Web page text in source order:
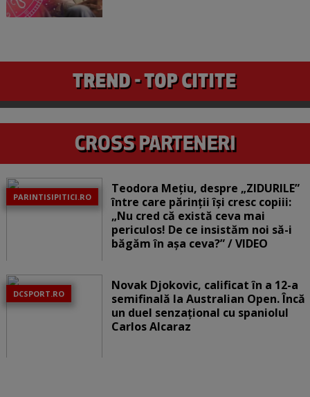
PARINTISIPITICI.RO
Teodora Mețiu, despre „ZIDURILE”
între care părinții își cresc copiii:
„Nu cred că există ceva mai
periculos! De ce insistăm noi să-i
băgăm în așa ceva?” / VIDEO
DCSPORT.RO
Novak Djokovic, calificat în a 12-a
semifinală la Australian Open. Încă
un duel senzațional cu spaniolul
Carlos Alcaraz